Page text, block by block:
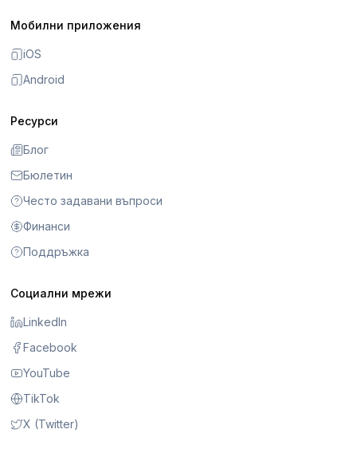
Мобилни приложения
iOS
Android
Ресурси
Блог
Бюлетин
Често задавани въпроси
Финанси
Поддръжка
Социални мрежи
LinkedIn
Facebook
YouTube
TikTok
X (Twitter)